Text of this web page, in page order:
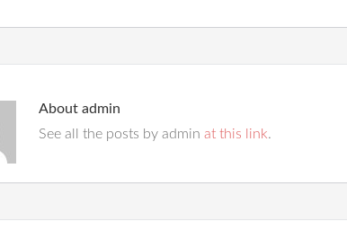
About admin
See all the posts by admin at this link.